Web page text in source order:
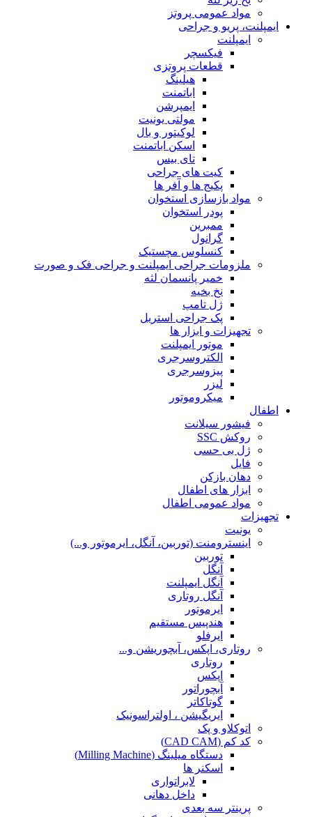
مواد عمومی پروتز
ایمپلنت، پریو و جراحی
ایمپلنت
فیکسچر
قطعات پروتزی
هیلینگ
اباتمنت
ایمپرشن
مولتی یونیت
لوکیتور و بال
اسکن اباتمنت
تای بیس
کیت های جراحی
پکیج ها و آفر ها
مواد بازسازی استخوان
پودر استخوان
ممبرین
گرانول
کنسلوس مچستیک
ملزومات جراحی ایمپلنت و جراحی فک و صورت
خمیر پانسمان لثه
نخ بخیه
ژل تامپ
پک جراحی استریل
تجهیزات و ابزار ها
موتور ایمپلنت
الکتروسرجری
پیزوسرجری
لیزر
میکروموتور
اطفال
فیشور سیلانت
روکش SSC
ژل بی حسی
فایل
دهان بازکن
ابزار های اطفال
مواد عمومی اطفال
تجهیزات
یونیت
اینسترومنت (توربین، آنگل، ایرموتور و...)
توربین
آنگل
آنگل ایمپلنت
آنگل روتاری
ایرموتور
هندپیس مستقیم
ایرفلو
روتاری، اپکس، آبچوریشن و...
روتاری
اپکس
آبچوراتور
گوتاکاتر
ایریگیشن ، اولتراسونیک
اتوکلاو و پک
کد کم (CAD CAM)
دستگاه میلینگ (Milling Machine)
اسکنر ها
لابراتواری
داخل دهانی
پرینتر سه بعدی